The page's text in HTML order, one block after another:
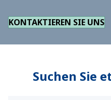
KONTAKTIEREN SIE UNS
Suchen Sie